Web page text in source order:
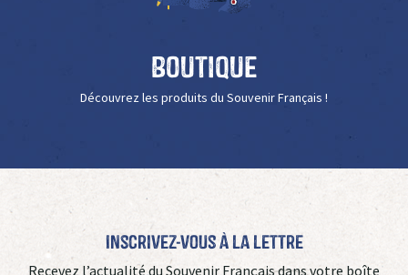
Boutique
Découvrez les produits du Souvenir Français !
Inscrivez-vous à La Lettre
Recevez l’actualité du Souvenir Français dans votre boîte